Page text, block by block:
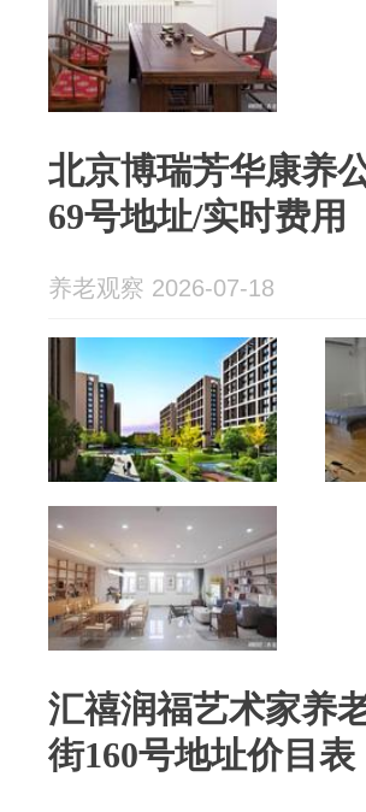
北京博瑞芳华康养
69号地址/实时费用
养老观察 2026-07-18
汇禧润福艺术家养
街160号地址价目表